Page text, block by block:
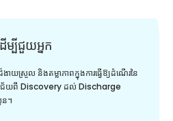
ម្បី​ជួយ​អ្នក
ស្រួល និងតម្លាភាពក្នុងការធ្វើឱ្យដំណើរនៃ
គជ័យពី Discovery ដល់ Discharge
។